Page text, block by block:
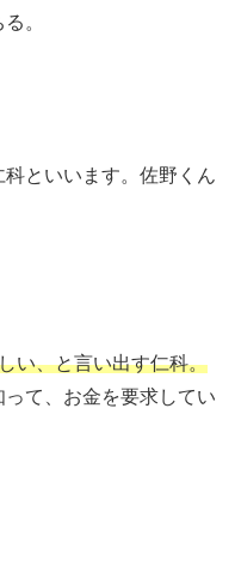
。
科といいます。佐野くん
い、と言い出す仁科。
て、お金を要求してい